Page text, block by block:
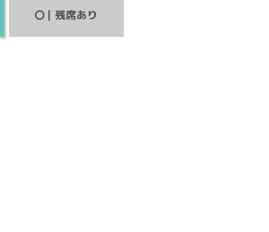
｜残席あり